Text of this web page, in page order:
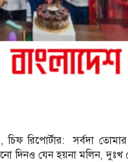
চিফ রিপোর্টার: সর্বদা
দিনও যেন হয়না মলিন, দুঃখ